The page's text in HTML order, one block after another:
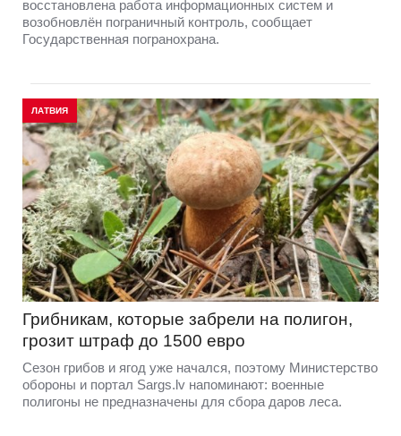
восстановлена работа информационных систем и
возобновлён пограничный контроль, сообщает
Государственная погранохрана.
ЛАТВИЯ
Грибникам, которые забрели на полигон,
грозит штраф до 1500 евро
Сезон грибов и ягод уже начался, поэтому Министерство
обороны и портал Sargs.lv напоминают: военные
полигоны не предназначены для сбора даров леса.